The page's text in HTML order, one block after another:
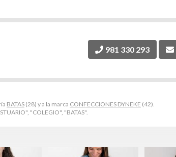
BATAS (28) y a la marca CONFECCIONES DYNEKE (42).
"COLEGIO", "BATAS".
981 330 293